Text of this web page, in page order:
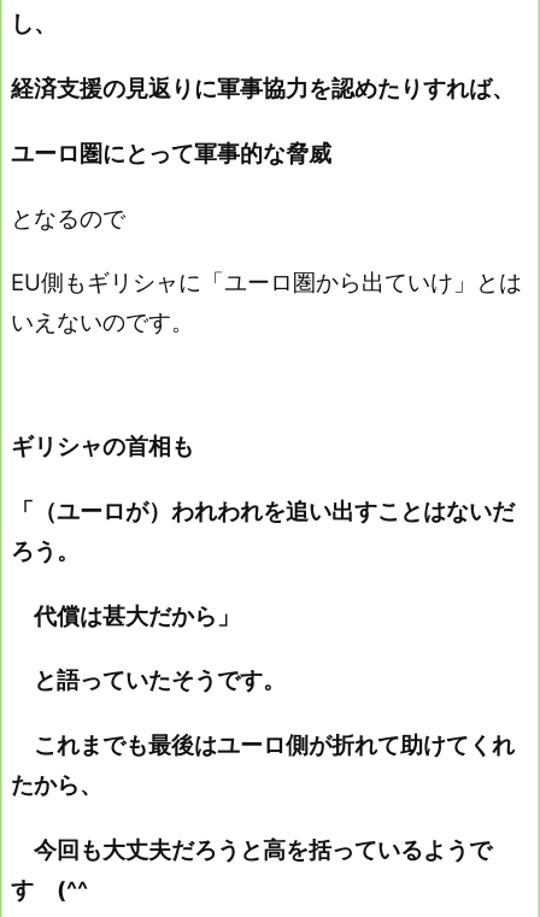
し、
経済支援の見返りに軍事協力を認めたりすれば、
ユーロ圏にとって軍事的な脅威
となるので
EU側もギリシャに「ユーロ圏から出ていけ」とは
いえないのです。
ギリシャの首相も
「（ユーロが）われわれを追い出すことはないだ
ろう。
代償は甚大だから」
と語っていたそうです。
これまでも最後はユーロ側が折れて助けてくれ
たから、
今回も大丈夫だろうと高を括っているようで
す (^^ゞ